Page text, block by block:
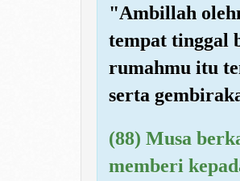
"Ambillah
tempat tinggal
rumahmu itu
serta
(88) Musa
memberi